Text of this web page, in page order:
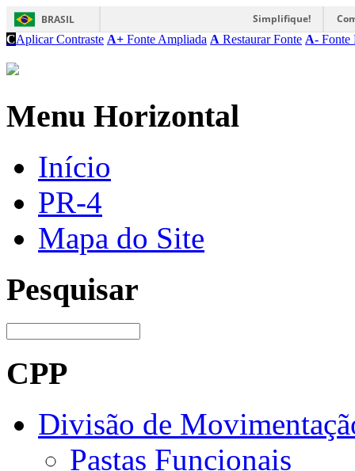
BRASIL Simplifique!
CAplicar Contraste A+ Fonte Ampliada A Restaurar Fonte A- Fonte
Menu Horizontal
Início
PR-4
Mapa do Site
Pesquisar
CPP
Divisão de
Pastas Funcionais